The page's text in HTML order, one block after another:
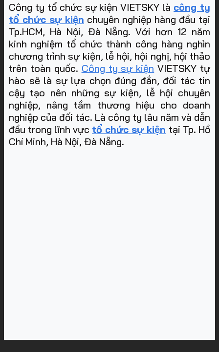
Công ty tổ chức sự kiện VIETSKY là công ty
tổ chức sự kiện chuyên nghiệp hàng đầu tại
Tp.HCM, Hà Nội, Đà Nẵng. Với hơn 12 năm
kinh nghiệm tổ chức thành công hàng nghìn
chương trình sự kiện, lễ hội, hội nghị, hội thảo
trên toàn quốc. Công ty sự kiện VIETSKY tự
hào sẽ là sự lựa chọn đúng đắn, đối tác tin
cậy tạo nên những sự kiện, lễ hội chuyên
nghiệp, nâng tầm thương hiệu cho doanh
nghiệp của đối tác. Là công ty lâu năm và dẫn
đầu trong lĩnh vực tổ chức sự kiện tại Tp. Hồ
Chí Minh, Hà Nội, Đà Nẵng.